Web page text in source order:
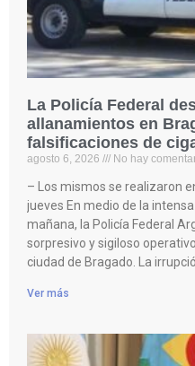
La Policía Federal
allanamientos en
falsificaciones de
agosto 6, 2026 No hay
– Los mismos se realizaron
jueves En medio de la
mañana, la Policía Federal
sorpresivo y sigiloso
ciudad de Bragado. La
Ver más